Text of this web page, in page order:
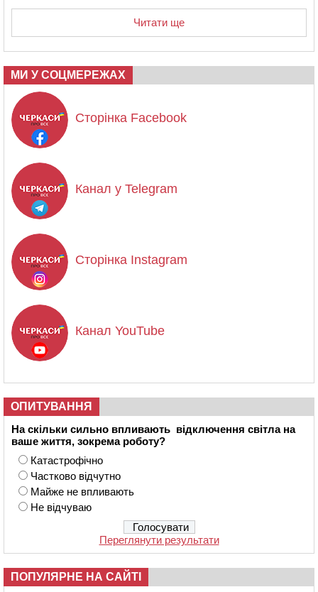
Читати ще
МИ У СОЦМЕРЕЖАХ
Сторінка Facebook
Канал у Telegram
Сторінка Instagram
Канал YouTube
ОПИТУВАННЯ
На скільки сильно впливають відключення світла на
ваше життя, зокрема роботу?
Катастрофічно
Частково відчутно
Майже не впливають
Не відчуваю
Переглянути результати
ПОПУЛЯРНЕ НА САЙТІ